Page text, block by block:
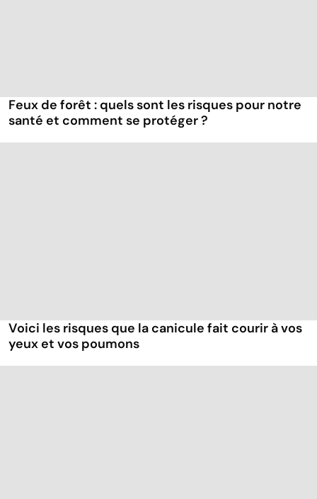
Feux de forêt : quels sont les risques pour notre
santé et comment se protéger ?
Voici les risques que la canicule fait courir à vos
yeux et vos poumons